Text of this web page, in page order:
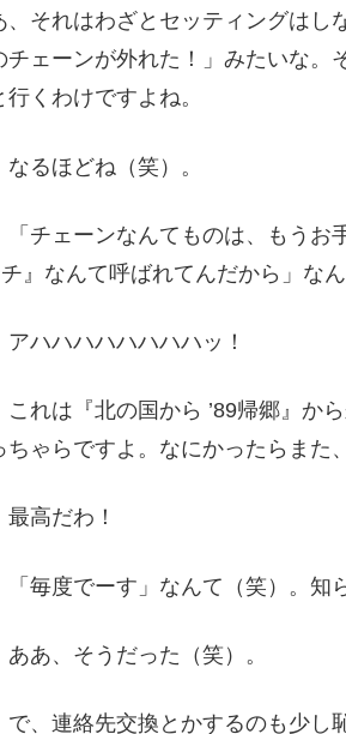
、それはわざとセッティングはし
ェーンが外れた！」みたいな
くわけですよね。
なるほどね（笑）。
「チェーンなんてものは、もう
』なんて呼ばれてんだから」な
アハハハハハハハハッ！
これは『北の国から ’89帰郷』
ゃらですよ。なにかったらまた
最高だわ！
「毎度でーす」なんて（笑）。
ああ、そうだった（笑）。
で、連絡先交換とかするのも少